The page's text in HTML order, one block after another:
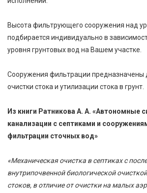
Высота фильтрующего сооружения над
подбирается индивидуально в
уровня грунтовых вод на Вашем участке.
Сооружения фильтрации предназначены
очистки стока и утилизации стока в грунт.
Из книги Ратникова А. А. «Автономные
канализации с септиками и
фильтрации сточных вод»
«Механическая очистка в септиках с
внутрипочвенной биологической
стоков, в отличие от очистки на малых